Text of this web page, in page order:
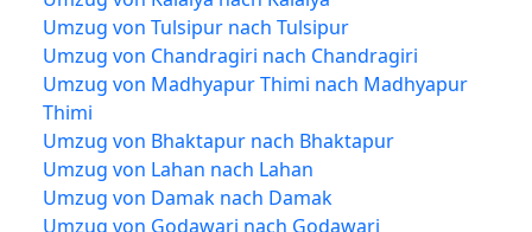
Umzug von Tulsipur nach Tulsipur
Umzug von Chandragiri nach Chandragiri
Umzug von Madhyapur Thimi nach Madhyapur
Thimi
Umzug von Bhaktapur nach Bhaktapur
Umzug von Lahan nach Lahan
Umzug von Damak nach Damak
Umzug von Godawari nach Godawari